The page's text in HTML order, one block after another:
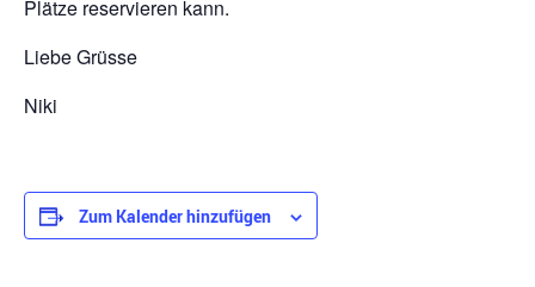
Plätze reservieren kann.
Liebe Grüsse
Niki
Zum Kalender hinzufügen